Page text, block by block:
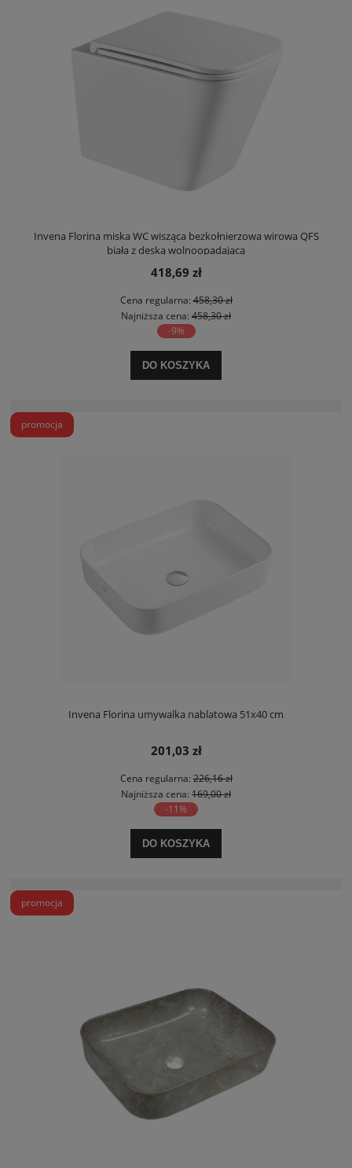
Invena Florina miska WC wisząca bezkołnierzowa wirowa QFS
biała z deską wolnoopadającą
418,69 zł
Cena regularna:458,30 zł
Najniższa cena: 458,30 zł
-9%
DO KOSZYKA
Invena Florina umywalka nablatowa 51x40 cm
201,03 zł
Cena regularna:226,16 zł
Najniższa cena: 169,00 zł
-11%
DO KOSZYKA
promocja
promocja